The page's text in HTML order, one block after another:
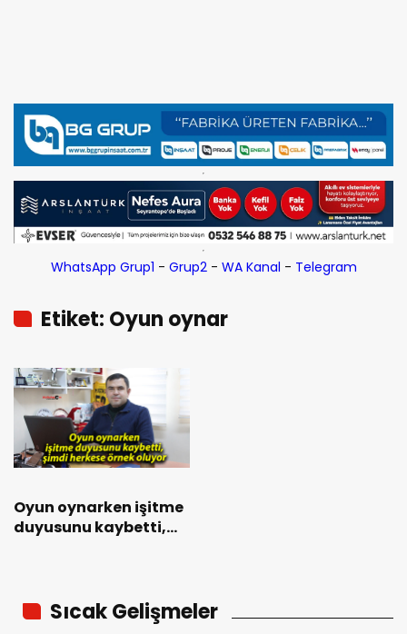
WhatsApp Grup1 - Grup2- WA Kanal - Telegram
Etiket: Oyun oynar
Oyun oynarken işitme
duyusunu kaybetti,
Sıcak Gelişmeler